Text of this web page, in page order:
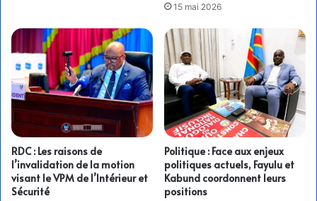
15 mai 2026
RDC : Les raisons de
l’invalidation de la motion
visant le VPM de l’Intérieur et
Sécurité
Politique : Face aux enjeux
politiques actuels, Fayulu et
Kabund coordonnent leurs
positions